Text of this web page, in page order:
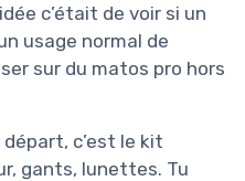
c’était de voir si un
usage normal de
sur du matos pro hors
départ, c’est le kit
gants, lunettes. Tu